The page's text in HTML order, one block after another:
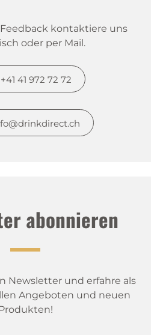
kontaktiere uns
oder per Mail.
+41 41 972 72 72
abonnieren
Newsletter und erfahre als
Angeboten und neuen